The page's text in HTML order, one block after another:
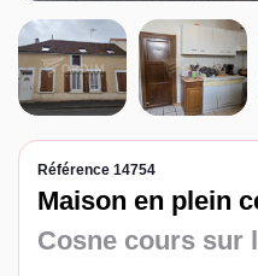
Syndic
Espace client
Référence 14754
Maison en plein
Cosne cours sur